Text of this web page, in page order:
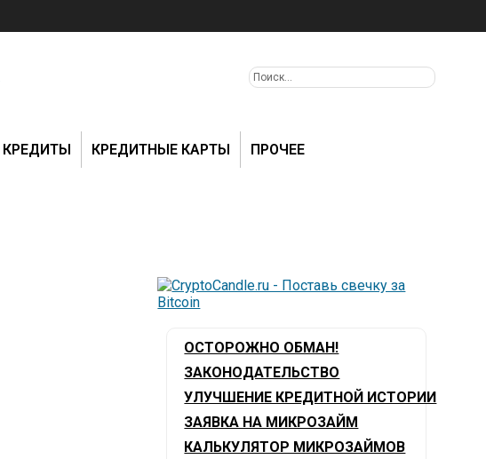
КРЕДИТЫ КРЕДИТНЫЕ КАРТЫ ПРОЧЕЕ
ОСТОРОЖНО ОБМАН!
ЗАКОНОДАТЕЛЬСТВО
УЛУЧШЕНИЕ КРЕДИТНОЙ ИСТОРИИ
ЗАЯВКА НА МИКРОЗАЙМ
КАЛЬКУЛЯТОР МИКРОЗАЙМОВ